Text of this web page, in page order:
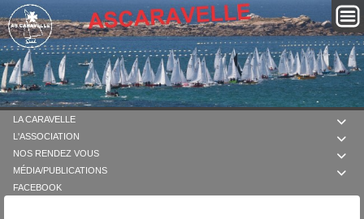

LA CARAVELLE

L'ASSOCIATION

NOS RENDEZ VOUS

MÉDIA/PUBLICATIONS
FACEBOOK